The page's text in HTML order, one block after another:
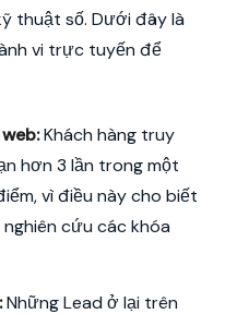
thuật số. Dưới đây là
vi trực tuyến để
Khách hàng truy
hơn 3 lần trong một
vì điều này cho biết
cứu các khóa
Những Lead ở lại trên